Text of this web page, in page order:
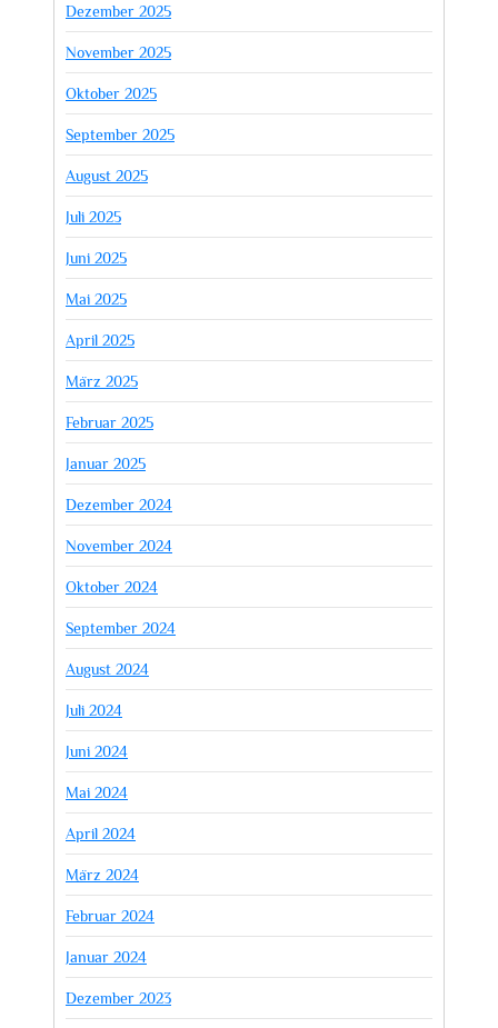
Dezember 2025
November 2025
Oktober 2025
September 2025
August 2025
Juli 2025
Juni 2025
Mai 2025
April 2025
März 2025
Februar 2025
Januar 2025
Dezember 2024
November 2024
Oktober 2024
September 2024
August 2024
Juli 2024
Juni 2024
Mai 2024
April 2024
März 2024
Februar 2024
Januar 2024
Dezember 2023